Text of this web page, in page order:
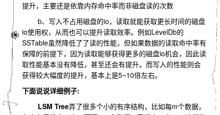
提升，主要还是依靠内存命中率而非磁盘读的次数
b、写入不占用磁盘的io，读取就能获取更长时间的磁盘
io使用权，从而也可以提升读取效率。例如LevelDb的
SSTable虽然降低了了读的性能，但如果数据的读取命中率有
保障的前提下，因为读取能够获得更多的磁盘io机会，因此读
取性能基本没有降低，甚至还会有提升。而写入的性能则会
获得较大幅度的提升，基本上是5~10倍左右。
下面说说详细例子:
LSM Tree弄了很多个小的有序结构，比如每m个数据，